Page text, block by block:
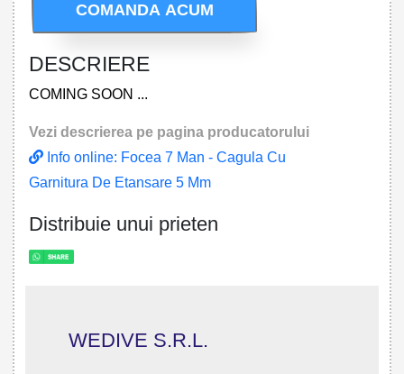
COMANDA ACUM
DESCRIERE
COMING SOON ...
Vezi descrierea pe pagina producatorului
Info online: Focea 7 Man - Cagula Cu
Garnitura De Etansare 5 Mm
Distribuie unui prieten
WEDIVE S.R.L.